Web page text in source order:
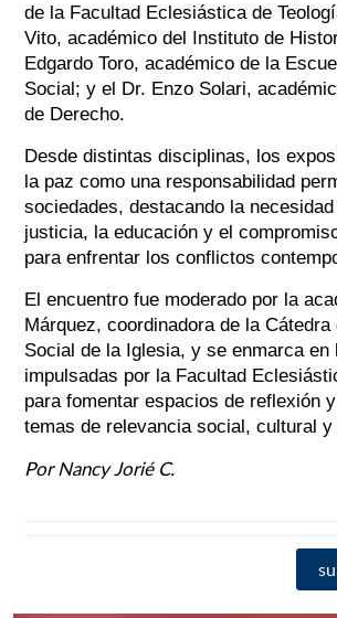
de la Facultad Eclesiástica de
Vito, académico del Instituto de
Edgardo Toro, académico de la
Social; y el Dr. Enzo Solari,
de Derecho.
Desde distintas disciplinas, los
la paz como una responsabilidad
sociedades, destacando la
justicia, la educación y el
para enfrentar los conflictos
El encuentro fue moderado por la
Márquez, coordinadora de la
Social de la Iglesia, y se enmarca en
impulsadas por la Facultad
para fomentar espacios de reflexión
temas de relevancia social, cultural y
Por Nancy Jorié C.